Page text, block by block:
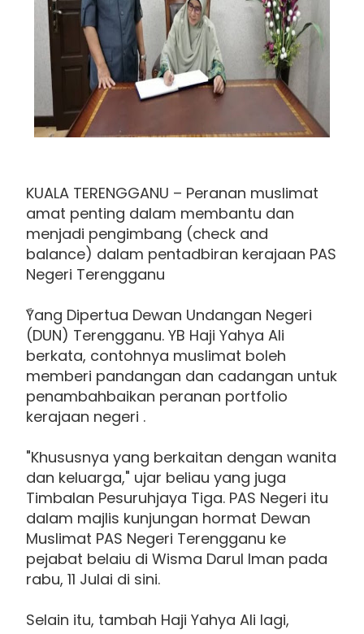
KUALA TERENGGANU – Peranan muslimat
amat penting dalam membantu dan
menjadi pengimbang (check and
balance) dalam pentadbiran kerajaan PAS
Negeri Terengganu
ًYang Dipertua Dewan Undangan Negeri
(DUN) Terengganu. YB Haji Yahya Ali
berkata, contohnya muslimat boleh
memberi pandangan dan cadangan untuk
penambahbaikan peranan portfolio
kerajaan negeri .
"Khususnya yang berkaitan dengan wanita
dan keluarga," ujar beliau yang juga
Timbalan Pesuruhjaya Tiga. PAS Negeri itu
dalam majlis kunjungan hormat Dewan
Muslimat PAS Negeri Terengganu ke
pejabat belaiu di Wisma Darul Iman pada
rabu, 11 Julai di sini.
Selain itu, tambah Haji Yahya Ali lagi,